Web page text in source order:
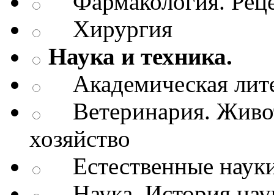
Хирургия
Наука и техника.
Академическая
Ветеринария.
хозяйство
Естественные